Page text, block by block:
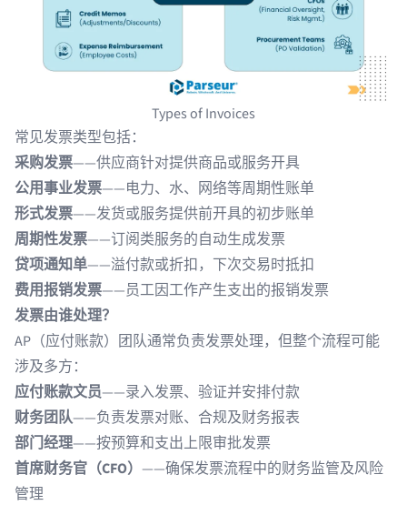
Types of Invoices
常见发票类型包括：
采购发票——供应商针对提供商品或服务开具
公用事业发票——电力、水、网络等周期性账单
形式发票——发货或服务提供前开具的初步账单
周期性发票——订阅类服务的自动生成发票
贷项通知单——溢付款或折扣，下次交易时抵扣
费用报销发票——员工因工作产生支出的报销发票
发票由谁处理？
AP（应付账款）团队通常负责发票处理，但整个流程可能
涉及多方：
应付账款文员——录入发票、验证并安排付款
财务团队——负责发票对账、合规及财务报表
部门经理——按预算和支出上限审批发票
首席财务官（CFO） ——确保发票流程中的财务监管及风险
管理